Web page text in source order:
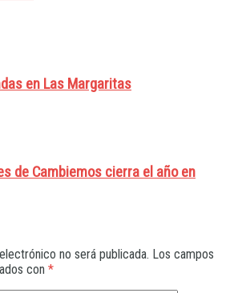
en Las Margaritas
de Cambiemos cierra el año en
no será publicada. Los campos
con *